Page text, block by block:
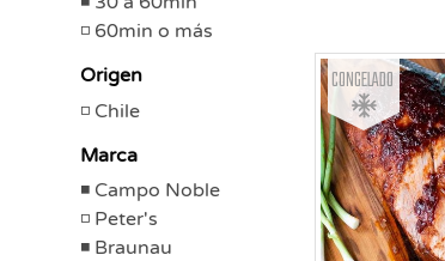
60min o más
Origen
Chile
Marca
Campo Noble
Peter's
Braunau
Congelado